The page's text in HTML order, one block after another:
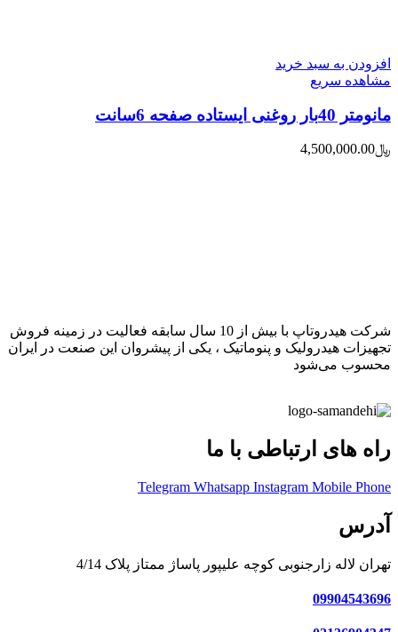
افزودن به سبد خرید
مشاهده سریع
مانومتر 40بار روغنی ایستاده صفحه 6سانت
﷼4,500,000.00
شرکت هیدروتاپ با بیش از 10 سال سابقه فعالیت در زمینه فروش
تجهیزات هیدرولیک و پنوماتیک ، یکی از پیشروان این صنعت در ایران
محسوب می‌شود
راه های ارتباطی با ما
Telegram Whatsapp Instagram Mobile Phone
آدرس
تهران لاله زارجنوبی کوچه علیپور پاساژ ممتاز پلاک 4/14
09904543696